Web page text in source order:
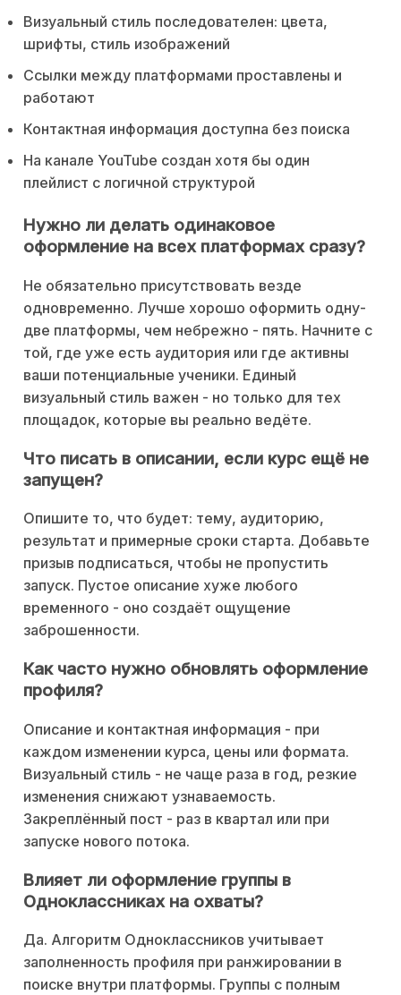
Визуальный стиль последователен: цвета,
шрифты, стиль изображений
Ссылки между платформами проставлены и
работают
Контактная информация доступна без поиска
На канале YouTube создан хотя бы один
плейлист с логичной структурой
Нужно ли делать одинаковое
оформление на всех платформах сразу?
Не обязательно присутствовать везде
одновременно. Лучше хорошо оформить одну-
две платформы, чем небрежно - пять. Начните с
той, где уже есть аудитория или где активны
ваши потенциальные ученики. Единый
визуальный стиль важен - но только для тех
площадок, которые вы реально ведёте.
Что писать в описании, если курс ещё не
запущен?
Опишите то, что будет: тему, аудиторию,
результат и примерные сроки старта. Добавьте
призыв подписаться, чтобы не пропустить
запуск. Пустое описание хуже любого
временного - оно создаёт ощущение
заброшенности.
Как часто нужно обновлять оформление
профиля?
Описание и контактная информация - при
каждом изменении курса, цены или формата.
Визуальный стиль - не чаще раза в год, резкие
изменения снижают узнаваемость.
Закреплённый пост - раз в квартал или при
запуске нового потока.
Влияет ли оформление группы в
Одноклассниках на охваты?
Да. Алгоритм Одноклассников учитывает
заполненность профиля при ранжировании в
поиске внутри платформы. Группы с полным